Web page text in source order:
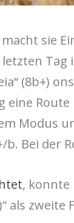
sie
Tag
(8b+)
eine
Modus
b. Bei der
, konnte
als